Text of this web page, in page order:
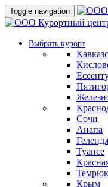
Toggle navigation
Выбрать курорт
Сочи
Анапа
Туапсе
Темрюк
Крым